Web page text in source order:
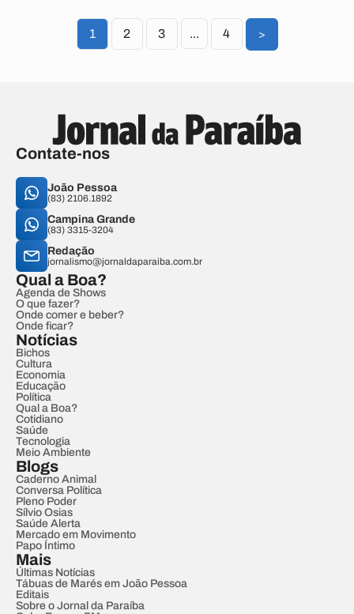
1 2 3 ... 4 >
Contate-nos
João Pessoa
(83) 2106.1892
Campina Grande
(83) 3315-3204
Redação
jornalismo@jornaldaparaiba.com.br
Qual a Boa?
Agenda de Shows
O que fazer?
Onde comer e beber?
Onde ficar?
Notícias
Bichos
Cultura
Economia
Educação
Política
Qual a Boa?
Cotidiano
Saúde
Tecnologia
Meio Ambiente
Blogs
Caderno Animal
Conversa Política
Pleno Poder
Sílvio Osias
Saúde Alerta
Mercado em Movimento
Papo Íntimo
Mais
Últimas Notícias
Tábuas de Marés em João Pessoa
Editais
Sobre o Jornal da Paraíba